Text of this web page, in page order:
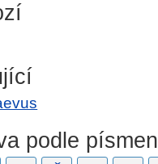
podle písmen